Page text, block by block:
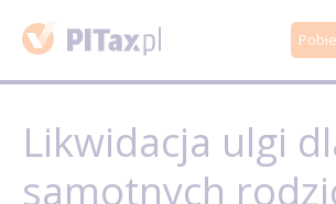
Likwidacja ulgi
samotnych